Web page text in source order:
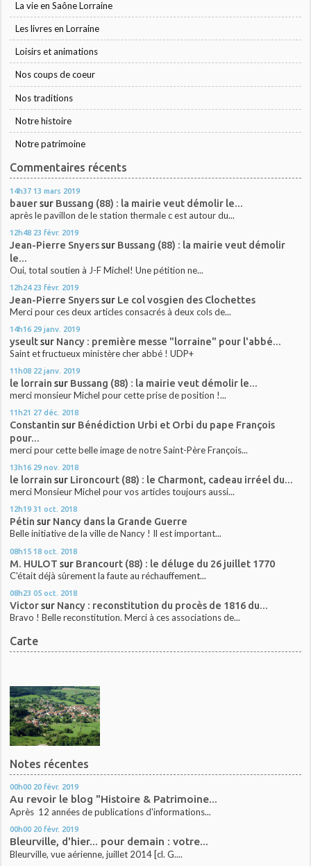
La vie en Saône Lorraine
Les livres en Lorraine
Loisirs et animations
Nos coups de coeur
Nos traditions
Notre histoire
Notre patrimoine
Commentaires récents
14h37 13 mars 2019
bauersur Bussang (88) : la mairie veut démolir le...
après le pavillon de le station thermale c est autour du...
12h48 23 févr. 2019
Jean-Pierre Snyerssur Bussang (88) : la mairie veut démolir
le...
Oui, total soutien à J-F Michel! Une pétition ne...
12h24 23 févr. 2019
Jean-Pierre Snyerssur Le col vosgien des Clochettes
Merci pour ces deux articles consacrés à deux cols de...
14h16 29 janv. 2019
yseultsur Nancy : première messe "lorraine" pour l'abbé...
Saint et fructueux ministère cher abbé ! UDP+
11h08 22 janv. 2019
le lorrain sur Bussang (88) : la mairie veut démolir le...
merci monsieur Michel pour cette prise de position !...
11h21 27 déc. 2018
Constantin sur Bénédiction Urbi et Orbi du pape François
pour...
merci pour cette belle image de notre Saint-Père François...
13h16 29 nov. 2018
le lorrain sur Lironcourt (88) : le Charmont, cadeau irréel du...
merci Monsieur Michel pour vos articles toujours aussi...
12h19 31 oct. 2018
Pétin sur Nancy dans la Grande Guerre
Belle initiative de la ville de Nancy ! Il est important...
08h15 18 oct. 2018
M. HULOT sur Brancourt (88) : le déluge du 26 juillet 1770
C'était déjà sûrement la faute au réchauffement...
08h23 05 oct. 2018
Victorsur Nancy : reconstitution du procès de 1816 du...
Bravo ! Belle reconstitution. Merci à ces associations de...
Carte
Notes récentes
00h00 20 févr. 2019
Au revoir le blog "Histoire & Patrimoine...
Après 12 années de publications d'informations...
00h00 20 févr. 2019
Bleurville, d'hier... pour demain : votre...
Bleurville, vue aérienne, juillet 2014 [cl. G....